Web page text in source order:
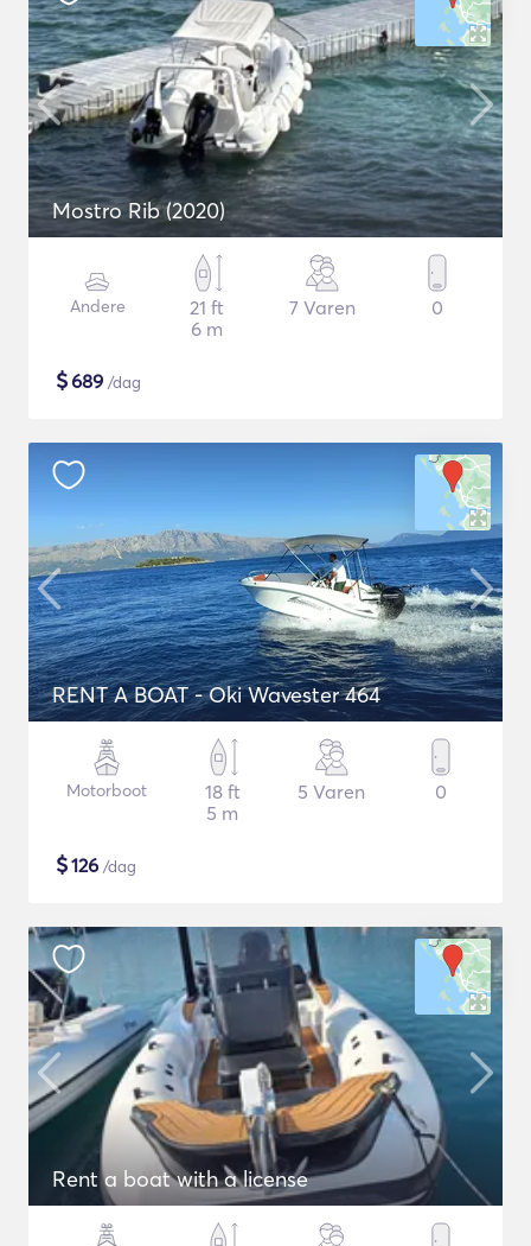
Mostro Rib (2020)
Andere
21 ft
6 m
7 Varen 0
$689 /dag
RENT A BOAT - Oki Wavester 464
Motorboot
18 ft
5 m
5 Varen 0
$126 /dag
Rent a boat with a license